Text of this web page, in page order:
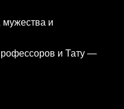
мужества и
и Тату —